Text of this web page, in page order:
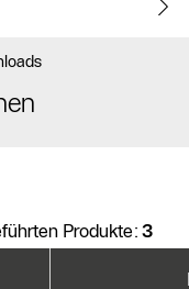
Produkte: 3